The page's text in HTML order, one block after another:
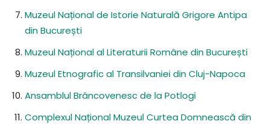
Muzeul Național de Istorie Naturală Grigore Antipa
din București
Muzeul Național al Literaturii Române din București
Muzeul Etnografic al Transilvaniei din Cluj-Napoca
Ansamblul Brâncovenesc de la Potlogi
Complexul Național Muzeul Curtea Domnească din